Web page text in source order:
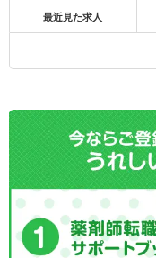
最近見た求人